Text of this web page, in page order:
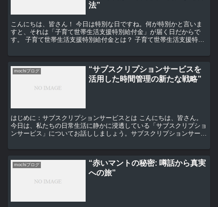
法”
こんにちは、皆さん！ 今日は特別な日ですね。何が特別かと言いま
すと、それは「子育て世帯生活支援特別給付金」が届く日だからで
す。 子育て世帯生活支援特別給付金とは？ 子育て世帯生活支援特別
mochiブログ
“サブスクリプションサービスを
活用した時間管理の新たな戦略”
はじめに：サブスクリプションサービスとは こんにちは、皆さん。
今日は、私たちの日常生活に静かに浸透している「サブスクリプショ
ンサービス」についてお話ししましょう。サブスクリプションサービ
mochiブログ
“赤いマントの秘密: 噂話から真実
への旅”